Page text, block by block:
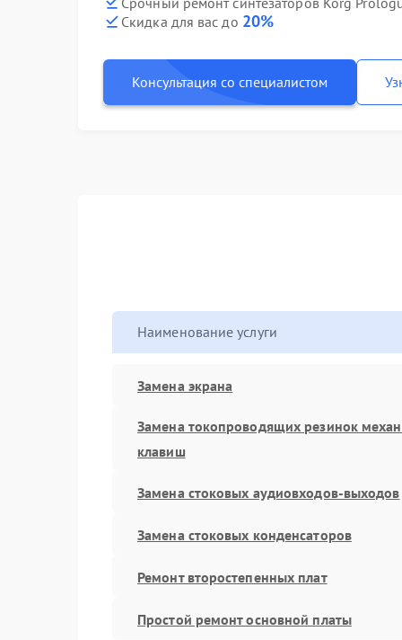
Скидка для вас до 20%
Консультация со специалистом
Наименование услуги
Замена экрана
Замена токопроводящих резинок
клавиш
Замена стоковых аудиовходов-выходов
Замена стоковых конденсаторов
Ремонт второстепенных плат
Простой ремонт основной платы